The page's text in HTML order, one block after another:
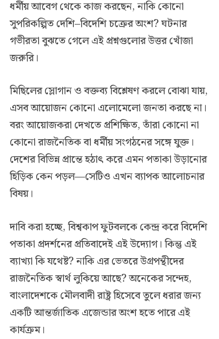
ধর্মীয় আবেগ থেকে কাজ করছেন, নাকি কোনো
সুপরিকল্পিত দেশি–বিদেশি চক্রের অংশ? ঘটনার
গভীরতা বুঝতে গেলে এই প্রশ্নগুলোর উত্তর খোঁজা
জরুরি।
মিছিলের স্লোগান ও বক্তব্য বিশ্লেষণ করলে বোঝা যায়,
এসব আয়োজন কোনো এলোমেলো জনতা করছে না।
বরং আয়োজকরা দেখতে প্রশিক্ষিত, তাঁরা কোনো না
কোনো রাজনৈতিক বা ধর্মীয় সংগঠনের সঙ্গে যুক্ত।
দেশের বিভিন্ন প্রান্তে হঠাৎ করে এমন পতাকা উড়ানোর
হিড়িক কেন পড়ল—সেটিও এখন ব্যাপক আলোচনার
বিষয়।
দাবি করা হচ্ছে, বিশ্বকাপ ফুটবলকে কেন্দ্র করে বিদেশি
পতাকা প্রদর্শনের প্রতিবাদেই এই উদ্যোগ। কিন্তু এই
ব্যাখ্যা কি যথেষ্ট? নাকি এর ভেতরে উগ্রপন্থীদের
রাজনৈতিক স্বার্থ লুকিয়ে আছে? অনেকের সন্দেহ,
বাংলাদেশকে মৌলবাদী রাষ্ট্র হিসেবে তুলে ধরার জন্য
একটি আন্তর্জাতিক এজেন্ডার অংশ হতে পারে এই
কার্যক্রম।